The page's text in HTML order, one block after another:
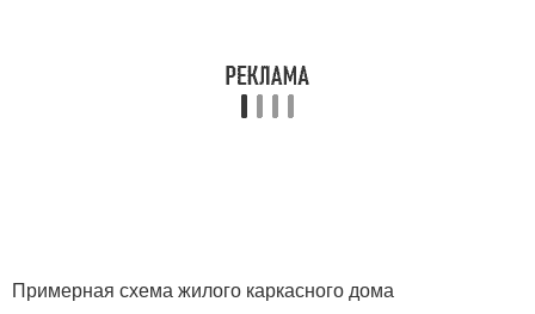
Примерная схема жилого каркасного дома